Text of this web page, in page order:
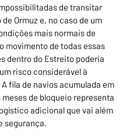
de transitar
Ormuz e, no caso de um
mais normais de
movimento de todas essas
dentro do Estreito poderia
risco considerável à
fila de navios acumulada em
meses de bloqueio representa
adicional que vai além
segurança.